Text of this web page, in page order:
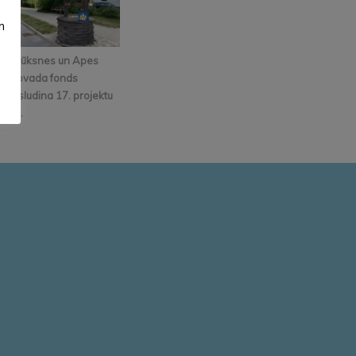
Alūksnes un Apes
novada fonds
izsludina 17. projektu